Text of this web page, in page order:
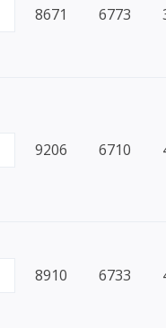
8671 6773
9206 6710
8910 6733